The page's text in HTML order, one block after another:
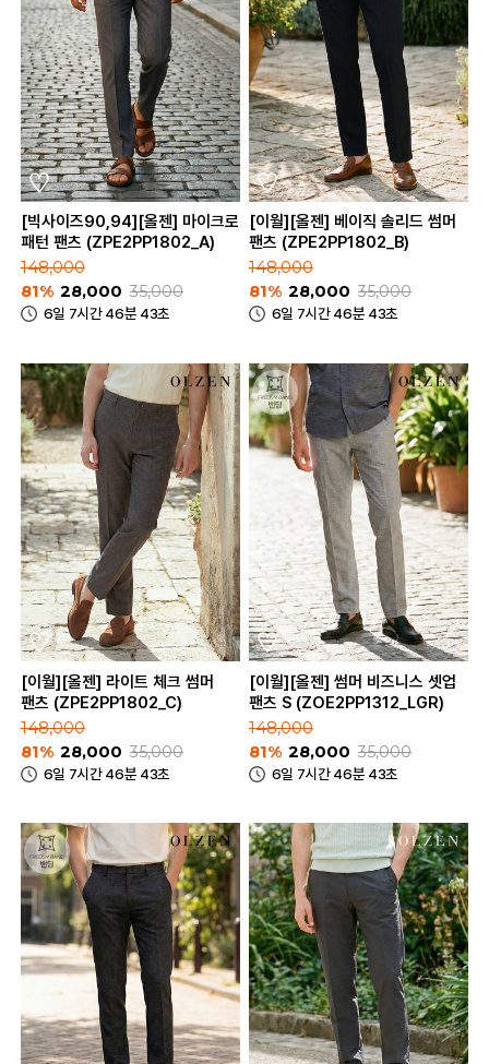
[빅사이즈90,94][올젠] 마이크로
패턴 팬츠 (ZPE2PP1802_A)
148,000
81% 28,000 35,000
6일 7시간 46분 43초
[이월][올젠] 베이직 솔리드 썸머
팬츠 (ZPE2PP1802_B)
148,000
81% 28,000 35,000
6일 7시간 46분 43초
[이월][올젠] 라이트 체크 썸머
팬츠 (ZPE2PP1802_C)
148,000
81% 28,000 35,000
6일 7시간 46분 43초
[이월][올젠] 썸머 비즈니스 셋업
팬츠 S (ZOE2PP1312_LGR)
148,000
81% 28,000 35,000
6일 7시간 46분 43초